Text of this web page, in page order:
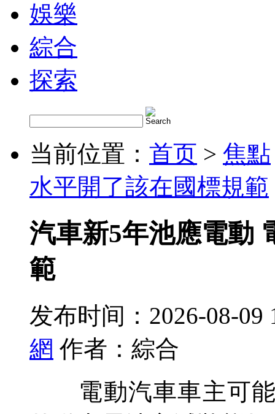
娛樂
綜合
探索
当前位置： 首页 > 焦點
水平開了該在國標規範
汽車新5年池應電動
範
发布时间：2026-08-09
網 作者：綜合
電動汽車車主可能